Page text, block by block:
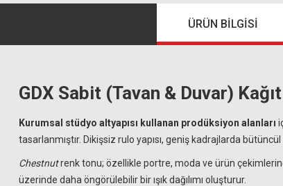
ÜRÜN BILGISI
GDX Sabit (Tavan & Duvar)
Kurumsal stüdyo altyapısı kullanan prodüksiyon alanları
tasarlanmıştır. Dikişsiz rulo yapısı, geniş kadrajlarda
Chestnutrenk tonu; özellikle portre, moda ve ürün
üzerinde daha öngörülebilir bir ışık dağılımı oluşturur.